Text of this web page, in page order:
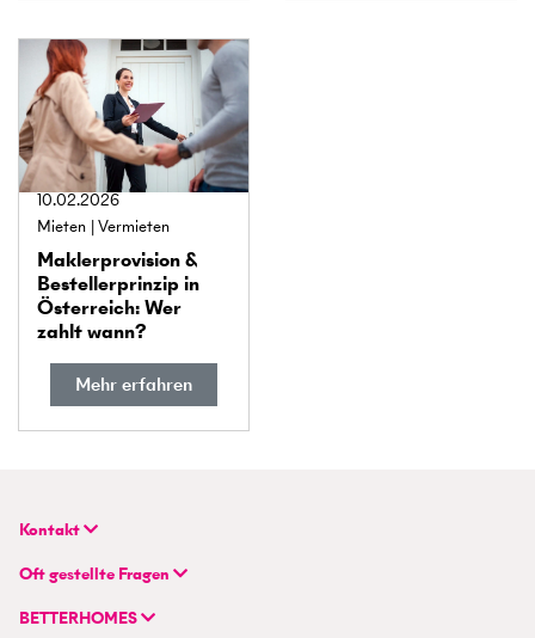
10.02.2026
Mieten Vermieten
Makler­provision &
Besteller­prinzip in
Österreich: Wer
zahlt wann?
Mehr erfahren
Kontakt
BETTERHOMES Real GmbH
Hauptsitz
Wienerbergstraße 7 / D 2.OG
Oft gestellte Fragen
FAQ | Immobilie verkaufen/vermieten
BETTERHOMES